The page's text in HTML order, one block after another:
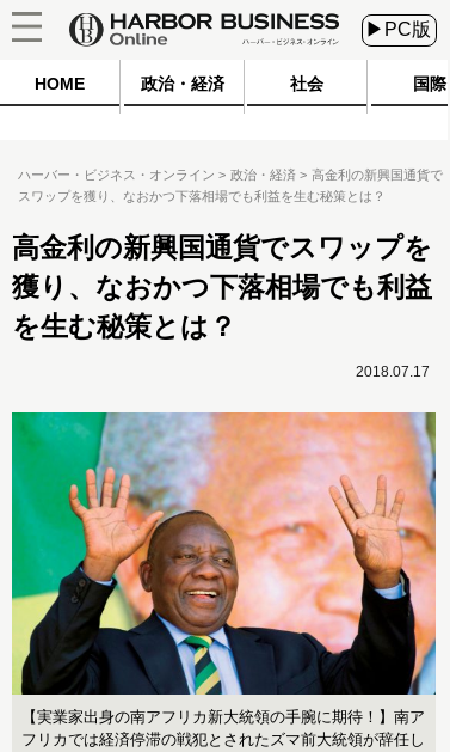
▶PC版
HOME 政治・経済 社会 国際
ハーバー・ビジネス・オンライン 政治・経済
高金利の新興国通貨で
スワップを獲り、なおかつ下落相場でも利益を生む秘策とは？
高金利の新興国通貨でスワップを
獲り、なおかつ下落相場でも利益
を生む秘策とは？
2018.07.17
【実業家出身の南アフリカ新大統領の手腕に期待！】南ア
フリカでは経済停滞の戦犯とされたズマ前大統領が辞任し